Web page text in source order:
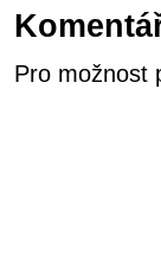
Pro možnost